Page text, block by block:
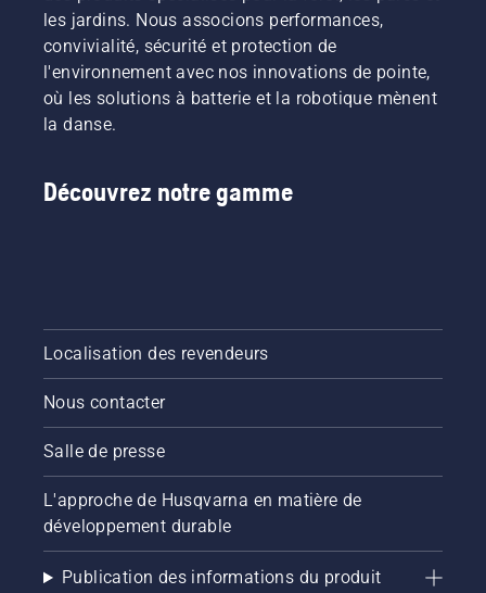
exigeants.
les jardins. Nous associons performances,
convivialité, sécurité et protection de
l'environnement avec nos innovations de pointe,
où les solutions à batterie et la robotique mènent
la danse.
Découvrez notre gamme
Localisation des revendeurs
Nous contacter
Salle de presse
L'approche de Husqvarna en matière de
développement durable
Publication des informations du produit